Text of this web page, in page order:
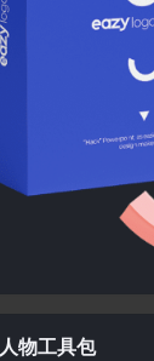
物工具包